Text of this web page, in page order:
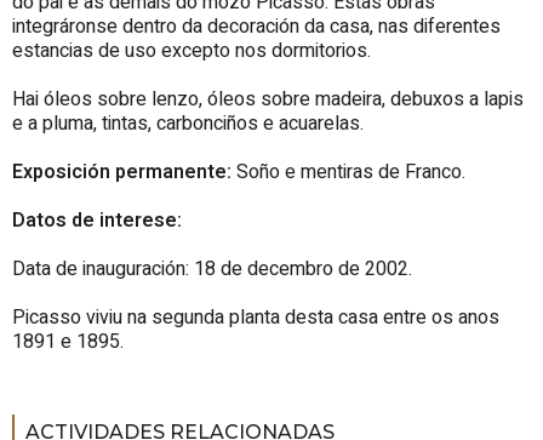
integráronse dentro da decoración da casa, nas diferentes
estancias de uso excepto nos dormitorios.
Hai óleos sobre lenzo, óleos sobre madeira, debuxos a lapis
e a pluma, tintas, carbonciños e acuarelas.
Exposición permanente: Soño e mentiras de Franco.
Datos de interese:
Data de inauguración: 18 de decembro de 2002.
Picasso viviu na segunda planta desta casa entre os anos
1891 e 1895.
ACTIVIDADES RELACIONADAS